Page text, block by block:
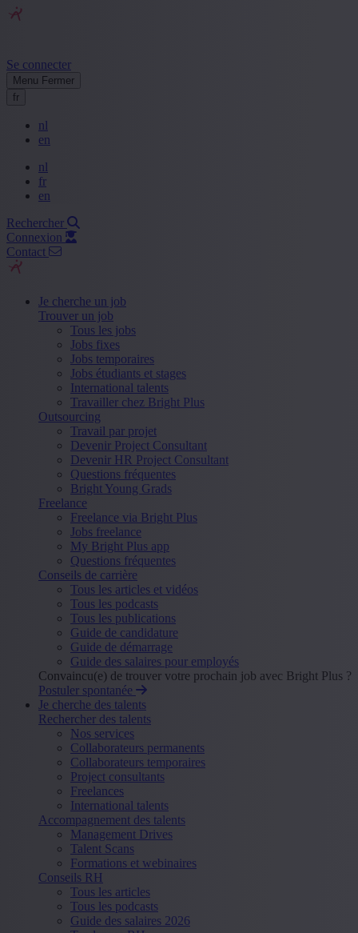
Se connecter
Menu Fermer
fr
nl
en
nl
fr
en
Rechercher
Connexion
Contact
Je cherche un job
Trouver un job
Tous les jobs
Jobs fixes
Jobs temporaires
Jobs étudiants et stages
International talents
Travailler chez Bright Plus
Outsourcing
Travail par projet
Devenir Project Consultant
Devenir HR Project Consultant
Questions fréquentes
Bright Young Grads
Freelance
Freelance via Bright Plus
Jobs freelance
My Bright Plus app
Questions fréquentes
Conseils de carrière
Tous les articles et vidéos
Tous les podcasts
Tous les publications
Guide de candidature
Guide de démarrage
Guide des salaires pour employés
Convaincu(e) de trouver votre prochain job avec Bright Plus ?
Postuler spontanée
Je cherche des talents
Rechercher des talents
Nos services
Collaborateurs permanents
Collaborateurs temporaires
Project consultants
Freelances
International talents
Accompagnement des talents
Management Drives
Talent Scans
Formations et webinaires
Conseils RH
Tous les articles
Tous les podcasts
Guide des salaires 2026